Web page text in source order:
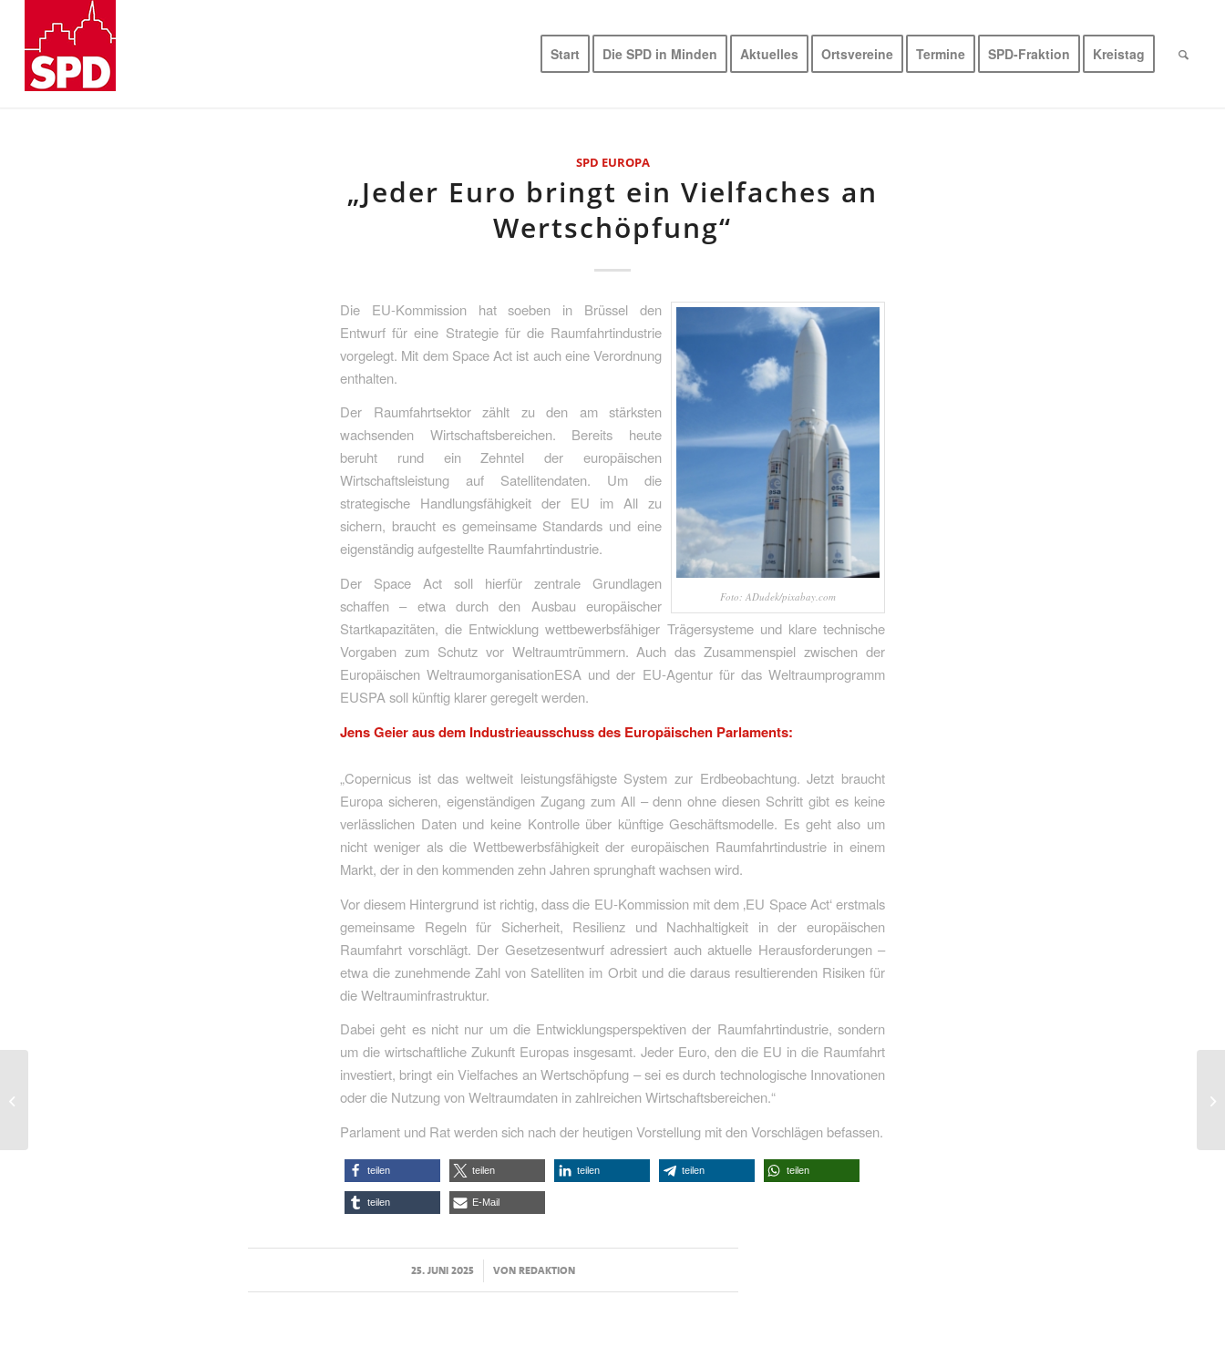
Start Die SPD in Minden Aktuelles Ortsvereine Termine SPD-Fraktion Kreistag
SPD EUROPA
„Jeder Euro bringt ein Vielfaches an
Wertschöpfung“
Foto: ADudek/pixabay.com
Die EU-Kommission hat soeben in Brüssel den
Entwurf für eine Strategie für die Raumfahrtindustrie
vorgelegt. Mit dem Space Act ist auch eine Verordnung
enthalten.
Der Raumfahrtsektor zählt zu den am stärksten
wachsenden Wirtschaftsbereichen. Bereits heute
beruht rund ein Zehntel der europäischen
Wirtschaftsleistung auf Satellitendaten. Um die
strategische Handlungsfähigkeit der EU im All zu
sichern, braucht es gemeinsame Standards und eine
eigenständig aufgestellte Raumfahrtindustrie.
Der Space Act soll hierfür zentrale Grundlagen
schaffen – etwa durch den Ausbau europäischer
Startkapazitäten, die Entwicklung wettbewerbsfähiger Trägersysteme und klare technische
Vorgaben zum Schutz vor Weltraumtrümmern. Auch das Zusammenspiel zwischen der
Europäischen WeltraumorganisationESA und der EU-Agentur für das Weltraumprogramm
EUSPA soll künftig klarer geregelt werden.
Jens Geier aus dem Industrieausschuss des Europäischen Parlaments:
„Copernicus ist das weltweit leistungsfähigste System zur Erdbeobachtung. Jetzt braucht
Europa sicheren, eigenständigen Zugang zum All – denn ohne diesen Schritt gibt es keine
verlässlichen Daten und keine Kontrolle über künftige Geschäftsmodelle. Es geht also um
nicht weniger als die Wettbewerbsfähigkeit der europäischen Raumfahrtindustrie in einem
Markt, der in den kommenden zehn Jahren sprunghaft wachsen wird.
Vor diesem Hintergrund ist richtig, dass die EU-Kommission mit dem ‚EU Space Act‘ erstmals
gemeinsame Regeln für Sicherheit, Resilienz und Nachhaltigkeit in der europäischen
Raumfahrt vorschlägt. Der Gesetzesentwurf adressiert auch aktuelle Herausforderungen –
etwa die zunehmende Zahl von Satelliten im Orbit und die daraus resultierenden Risiken für
die Weltrauminfrastruktur.
Dabei geht es nicht nur um die Entwicklungsperspektiven der Raumfahrtindustrie, sondern
um die wirtschaftliche Zukunft Europas insgesamt. Jeder Euro, den die EU in die Raumfahrt
investiert, bringt ein Vielfaches an Wertschöpfung – sei es durch technologische Innovationen
oder die Nutzung von Weltraumdaten in zahlreichen Wirtschaftsbereichen.“
Parlament und Rat werden sich nach der heutigen Vorstellung mit den Vorschlägen befassen.
teilen teilen teilen teilen teilen
teilen E-Mail
25. JUNI 2025
/ VONREDAKTION